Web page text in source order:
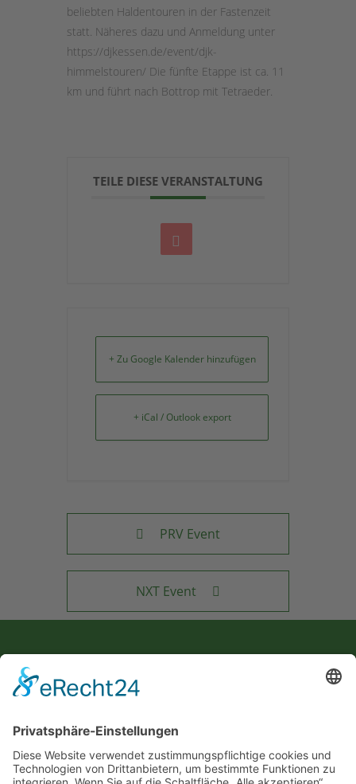
beliebten Haldentouren in der Fastenzeit
statt. Näheres dazu und Anmeldung unter
https://djkessen.de/event/djk-
himmelstouren/ Die fünfte Etappe ist ca. 11
km und führt nach Bottrop mit Tetraeder.
TEILE DIESE VERANSTALTUNG
+ Zu Google Kalender hinzufügen
+ iCal / Outlook export
PRV Event
NXT Event